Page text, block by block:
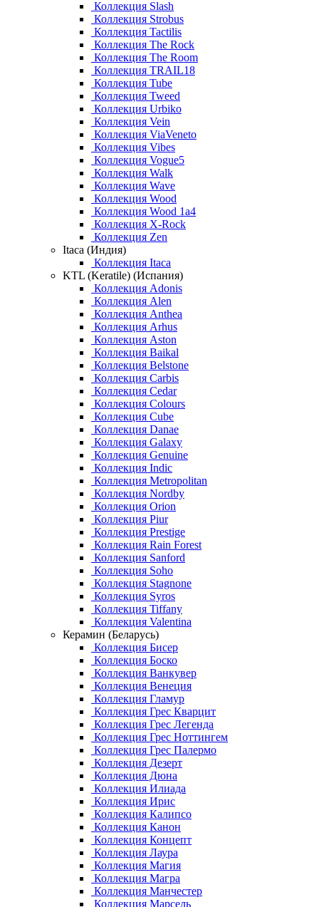
Коллекция Slash
Коллекция Strobus
Коллекция Tactilis
Коллекция The Rock
Коллекция The Room
Коллекция TRAIL18
Коллекция Tube
Коллекция Tweed
Коллекция Urbiko
Коллекция Vein
Коллекция ViaVeneto
Коллекция Vibes
Коллекция Vogue5
Коллекция Walk
Коллекция Wave
Коллекция Wood
Коллекция Wood 1a4
Коллекция X-Rock
Коллекция Zen
Itaca (Индия)
Коллекция Itaca
KTL (Keratile) (Испания)
Коллекция Adonis
Коллекция Alen
Коллекция Anthea
Коллекция Arhus
Коллекция Aston
Коллекция Baikal
Коллекция Belstone
Коллекция Carbis
Коллекция Cedar
Коллекция Colours
Коллекция Cube
Коллекция Danae
Коллекция Galaxy
Коллекция Genuine
Коллекция Indic
Коллекция Metropolitan
Коллекция Nordby
Коллекция Orion
Коллекция Piur
Коллекция Prestige
Коллекция Rain Forest
Коллекция Sanford
Коллекция Soho
Коллекция Stagnone
Коллекция Syros
Коллекция Tiffany
Коллекция Valentina
Керамин (Беларусь)
Коллекция Бисер
Коллекция Боско
Коллекция Ванкувер
Коллекция Венеция
Коллекция Гламур
Коллекция Грес Кварцит
Коллекция Грес Легенда
Коллекция Грес Ноттингем
Коллекция Грес Палермо
Коллекция Дезерт
Коллекция Дюна
Коллекция Илиада
Коллекция Ирис
Коллекция Калипсо
Коллекция Канон
Коллекция Концепт
Коллекция Лаура
Коллекция Магия
Коллекция Магра
Коллекция Манчестер
Коллекция Марсель